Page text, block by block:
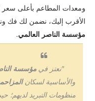
ومعدات المطاعم بأعلى سعر
الأقرب إليك، نضمن لك فك
مؤسسة الناصر العالمي
​"نعتز فيمؤسسة
والأساسية لسكان
منظومات التبريد لديهم؛